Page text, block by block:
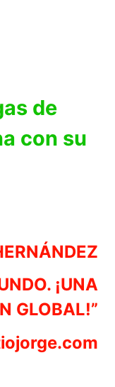
de
con su
¡UNA
GLOBAL!”